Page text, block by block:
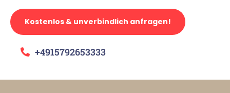
Kostenlos & unverbindlich anfragen!
+4915792653333